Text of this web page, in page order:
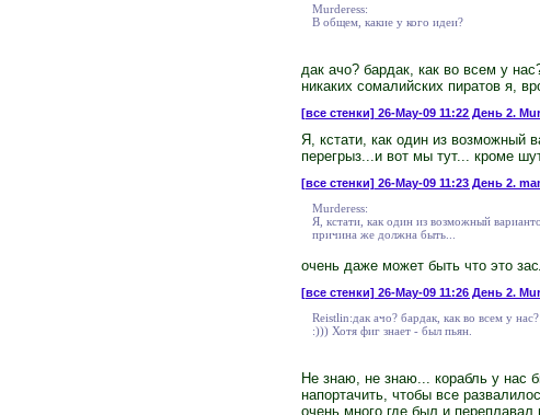
Murderess:
В общем, какие у кого идеи?
дак ачо? бардак, как во всем у
никаких сомалийских пиратов я,
[все стенки] 26-May-09 11:22 День 2.
Я, кстати, как один из возможный
перегрыз...и вот мы тут... кроме
[все стенки] 26-May-09 11:23 День 2.
Murderess:
Я, кстати, как один из возможный
причина же должна быть...
очень даже может быть что это
[все стенки] 26-May-09 11:26 День 2.
Reistlin:дак ачо? бардак, как во всем у
:))) Хотя фиг знает - был пьян.
Не знаю, не знаю... корабль у нас
напортачить, чтобы все
очень много где был и